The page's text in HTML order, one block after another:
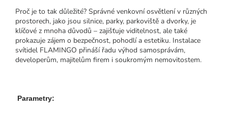
Proč je to tak důležité? Správné venkovní osvětlení v různých
prostorech, jako jsou silnice, parky, parkoviště a dvorky, je
klíčové z mnoha důvodů – zajišťuje viditelnost, ale také
prokazuje zájem o bezpečnost, pohodlí a estetiku. Instalace
svítidel FLAMINGO přináší řadu výhod samosprávám,
developerům, majitelům firem i soukromým nemovitostem.
Parametry: